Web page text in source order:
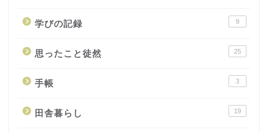
学びの記録 9
思ったこと徒然 25
手帳 3
田舎暮らし 19